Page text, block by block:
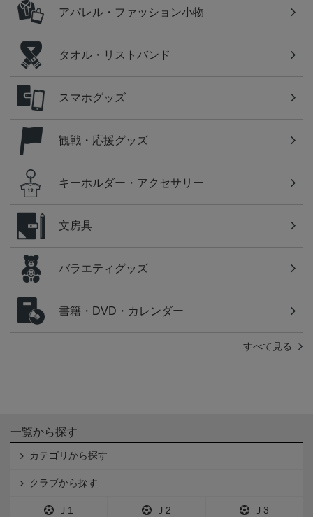
アパレル・ファッション小物
タオル・リストバンド
スマホグッズ
観戦・応援グッズ
キーホルダー・アクセサリー
文房具
バラエティグッズ
書籍・DVD・カレンダー
すべて見る
一覧から探す
カテゴリから探す
クラブから探す
Ｊ1 Ｊ2 Ｊ3